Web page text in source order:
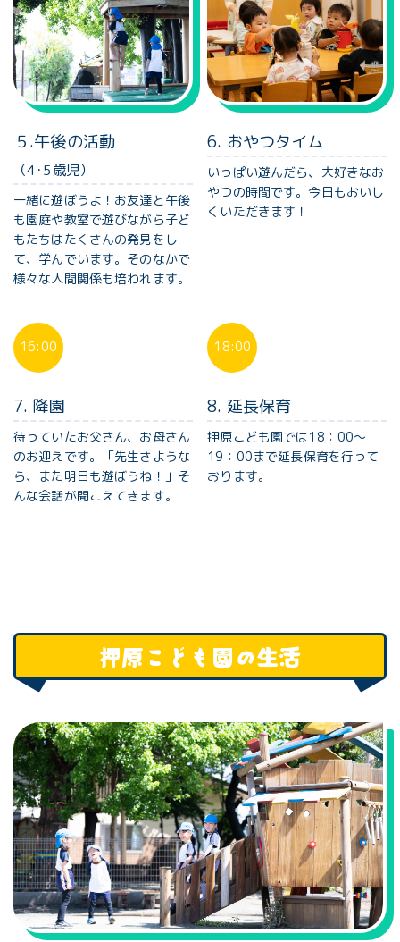
５.午後の活動
（4･5歳児）
一緒に遊ぼうよ！お友達と午後
も園庭や教室で遊びながら子ど
もたちはたくさんの発見をし
て、学んでいます。そのなかで
様々な人間関係も培われます。
6. おやつタイム
いっぱい遊んだら、大好きなお
やつの時間です。今日もおいし
くいただきます！
16:00
7. 降園
待っていたお父さん、お母さん
のお迎えです。「先生さような
ら、また明日も遊ぼうね！」そ
んな会話が聞こえてきます。
18:00
8. 延長保育
押原こども園では18：00〜
19：00まで延長保育を行って
おります。
押原こども園の生活